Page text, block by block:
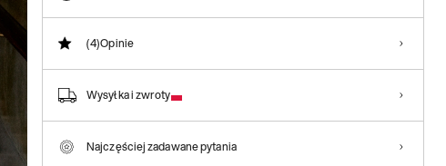
(4)Opinie
Wysyłka i zwroty
Najczęściej zadawane pytania